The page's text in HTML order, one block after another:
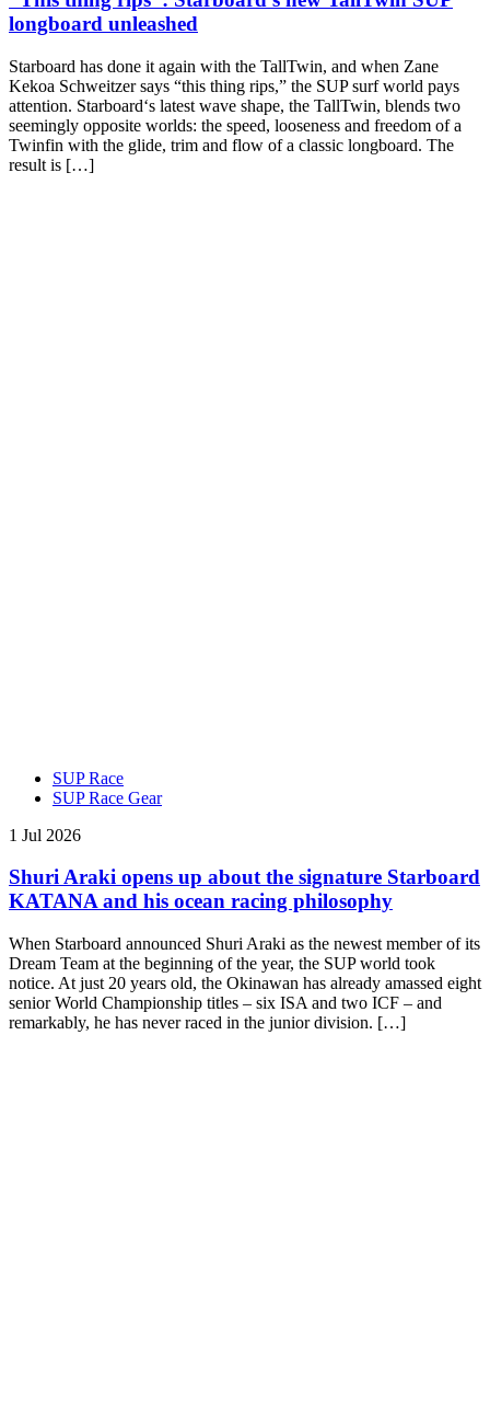
longboard unleashed
Starboard has done it again with the TallTwin, and when Zane
Kekoa Schweitzer says “this thing rips,” the SUP surf world pays
attention. Starboard‘s latest wave shape, the TallTwin, blends two
seemingly opposite worlds: the speed, looseness and freedom of a
Twinfin with the glide, trim and flow of a classic longboard. The
result is […]
SUP Race
SUP Race Gear
1 Jul 2026
Shuri Araki opens up about the signature Starboard
KATANA and his ocean racing philosophy
When Starboard announced Shuri Araki as the newest member of its
Dream Team at the beginning of the year, the SUP world took
notice. At just 20 years old, the Okinawan has already amassed eight
senior World Championship titles – six ISA and two ICF – and
remarkably, he has never raced in the junior division. […]